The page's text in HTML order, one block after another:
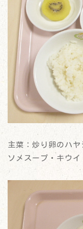
主菜：炒り卵のハ
ソメスープ・キウイ